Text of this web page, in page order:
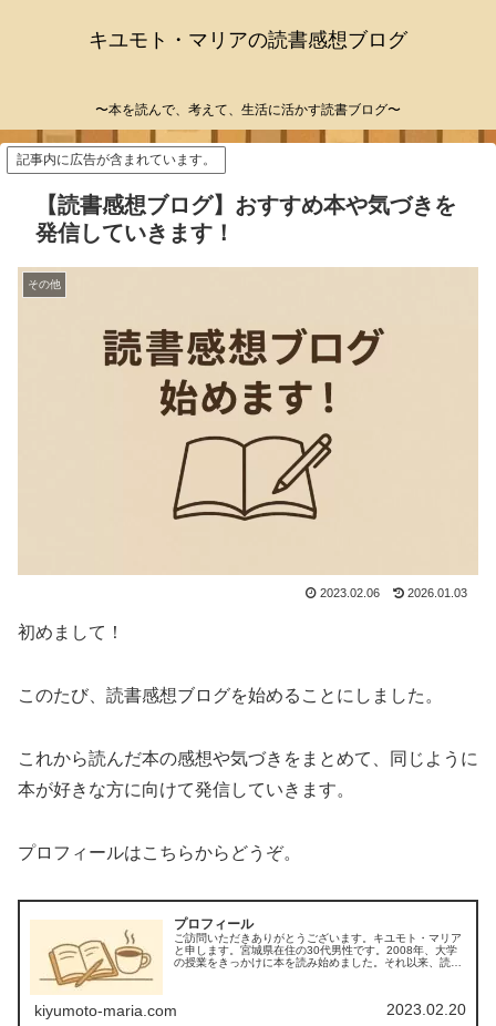
キユモト・マリアの読書感想ブログ
〜本を読んで、考えて、生活に活かす読書ブログ〜
記事内に広告が含まれています。
【読書感想ブログ】おすすめ本や気づきを
発信していきます！
その他
2023.02.06 2026.01.03
初めまして！
このたび、読書感想ブログを始めることにしました。
これから読んだ本の感想や気づきをまとめて、同じように
本が好きな方に向けて発信していきます。
プロフィールはこちらからどうぞ。
プロフィール
ご訪問いただきありがとうございます。キユモト・マリア
と申します。宮城県在住の30代男性です。2008年、大学
の授業をきっかけに本を読み始めました。それ以来、読書
kiyumoto-maria.com 2023.02.20